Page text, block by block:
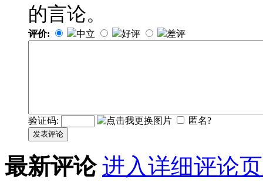
的言论。
评价: 中立 好评 差评
验证码: 匿名?
发表评论
最新评论 进入详细评论